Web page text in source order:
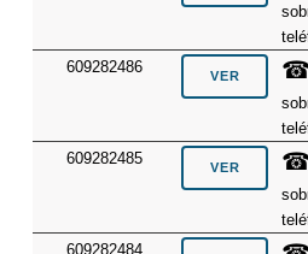
609282486
609282485
609282484